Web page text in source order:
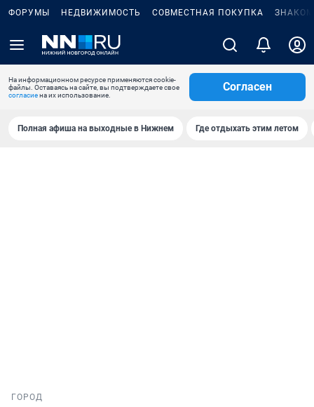
ФОРУМЫ НЕДВИЖИМОСТЬ СОВМЕСТНАЯ ПОКУПКА
На информационном ресурсе применяются cookie-
файлы. Оставаясь на сайте, вы подтверждаете свое
согласиена их использование.
Согласен
Полная афиша на выходные в Нижнем Где отдыхать этим летом
ГОРОД